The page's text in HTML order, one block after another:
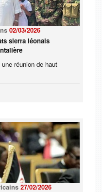
02/03/2026
sierra léonais
réunion de haut
27/02/2026